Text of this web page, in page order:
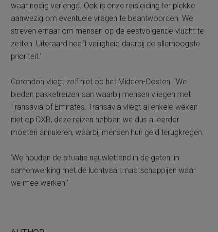
waar nodig verlengd. Ook is onze reisleiding ter plekke
aanwezig om eventuele vragen te beantwoorden. We
streven ernaar om mensen op de eestvolgende vlucht te
zetten. Uiteraard heeft veiligheid daarbij de allerhoogste
prioriteit.’
Corendon vliegt zelf niet op het Midden-Oosten. ‘We
bieden pakketreizen aan waarbij mensen vliegen met
Transavia of Emirates. Transavia vliegt al enkele weken
niet op DXB; deze reizen hebben we dus al eerder
moeten annuleren, waarbij mensen hun geld terugkregen.’
‘We houden de situatie nauwlettend in de gaten, in
samenwerking met de luchtvaartmaatschappijen waar
we mee werken.’